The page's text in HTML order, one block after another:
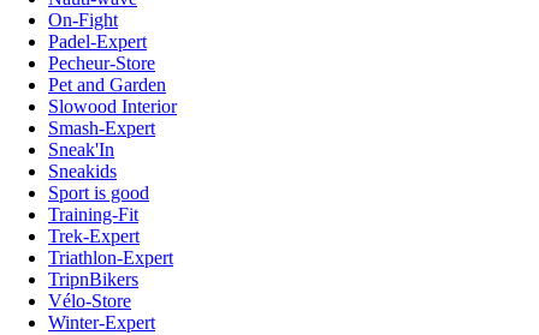
On-Fight
Padel-Expert
Pecheur-Store
Pet and Garden
Slowood Interior
Smash-Expert
Sneak'In
Sneakids
Sport is good
Training-Fit
Trek-Expert
Triathlon-Expert
TripnBikers
Vélo-Store
Winter-Expert